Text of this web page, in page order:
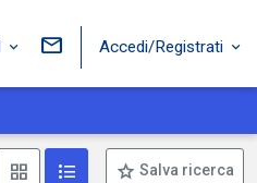
Accedi/Registrati
mappa
Mostra come box
Mostra come lista
Salva ricerca